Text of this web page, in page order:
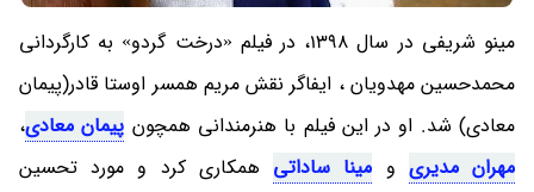
مینو شریفی در سال 1398، در فیلم «درخت گردو» به کارگردانی
محمدحسین مهدویان ، ایفاگر نقش مریم همسر اوستا قادر(پیمان
معادی) شد. او در این فیلم با هنرمندانی همچون پیمان معادی،
مهران مدیری و مینا ساداتی همکاری کرد و مورد تحسین